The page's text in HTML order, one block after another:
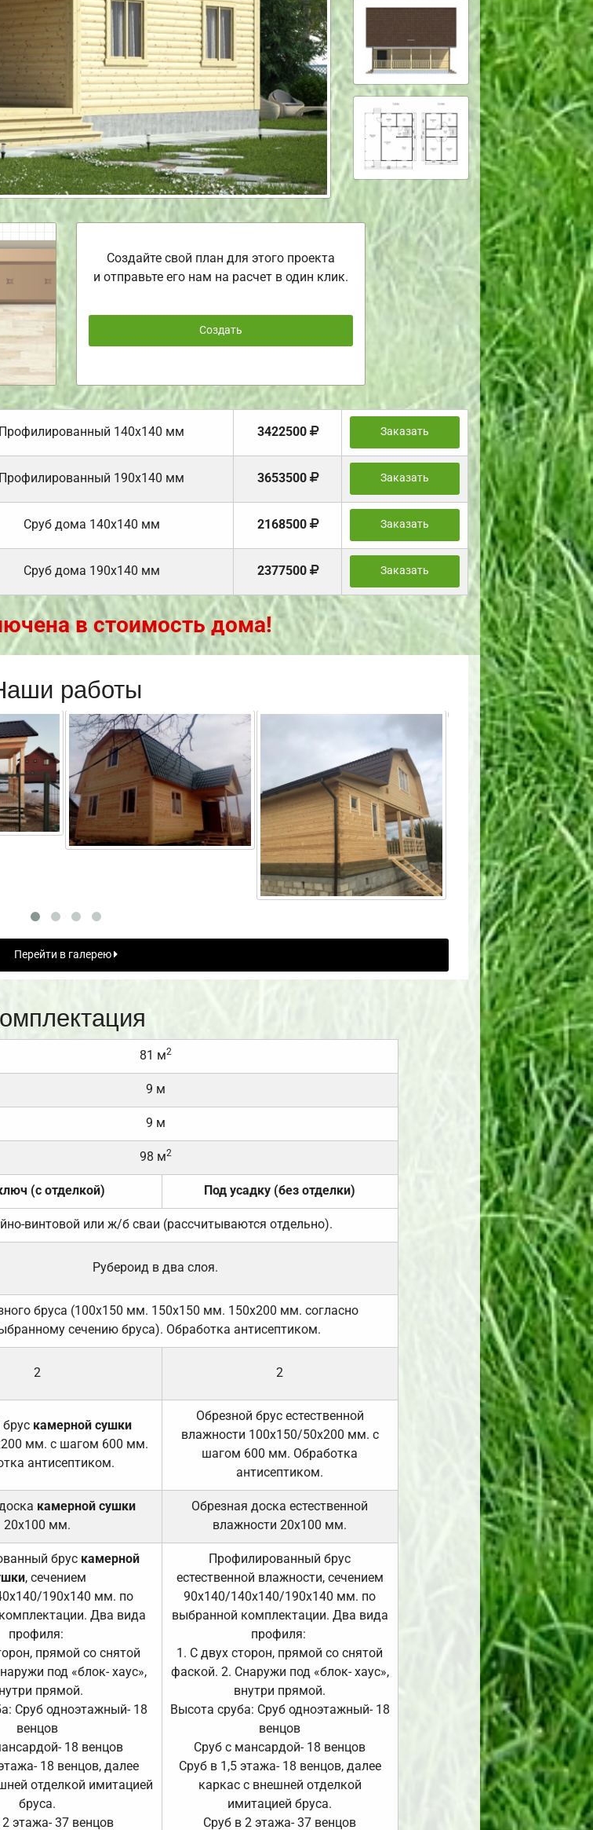
Создайте свой план для этого проекта
и отправьте его нам на расчет в один клик.
Создать
Профилированный 140х140 мм 3422500 Заказать
Профилированный 190х140 мм 3653500 Заказать
Cруб дома 140х140 мм 2168500 Заказать
Cруб дома 190х140 мм 2377500 Заказать
в стоимость дома!
работы
Перейти в галерею
81 м2
9 м
9 м
98 м2
(с отделкой) Под усадку (без отделки)
винтовой или ж/б сваи (рассчитываются отдельно).
Рубероид в два слоя.
бруса (100х150 мм. 150х150 мм. 150х200 мм. согласно
сечению бруса). Обработка антисептиком.
2 2
камерной сушки
мм. с шагом 600 мм.
антисептиком.
Обрезной брус естественной
влажности 100х150/50х200 мм. с
шагом 600 мм. Обработка
антисептиком.
камерной сушки
20х100 мм.
Обрезная доска естественной
влажности 20х100 мм.
брус камерной
, сечением
190х140 мм. по
Два вида
профиля:
прямой со снятой
под «блок- хаус»,
прямой.
Сруб одноэтажный- 18
венцов
18 венцов
18 венцов, далее
отделкой имитацией
бруса.
этажа- 37 венцов
Профилированный брус
естественной влажности, сечением
90х140/140х140/190х140 мм. по
выбранной комплектации. Два вида
профиля:
1. С двух сторон, прямой со снятой
фаской. 2. Снаружи под «блок- хаус»,
внутри прямой.
Высота сруба: Сруб одноэтажный- 18
венцов
Сруб с мансардой- 18 венцов
Сруб в 1,5 этажа- 18 венцов, далее
каркас с внешней отделкой
имитацией бруса.
Сруб в 2 этажа- 37 венцов